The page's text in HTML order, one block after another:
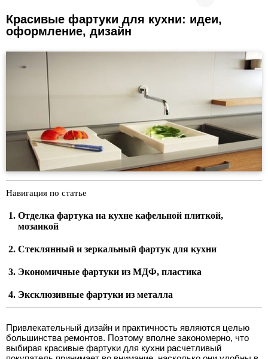
Красивые фартуки для кухни: идеи,
оформление, дизайн
Навигация по статье
Отделка фартука на кухне кафельной плиткой,
мозаикой
Стеклянный и зеркальный фартук для кухни
Экономичные фартуки из МДФ, пластика
Эксклюзивные фартуки из металла
Привлекательный дизайн и практичность являются целью
большинства ремонтов. Поэтому вполне закономерно, что
выбирая красивые фартуки для кухни расчетливый